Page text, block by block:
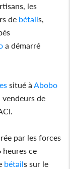
les
de bétails,
a démarré
situé à Abobo
de
par les forces
heures ce
bétails sur le